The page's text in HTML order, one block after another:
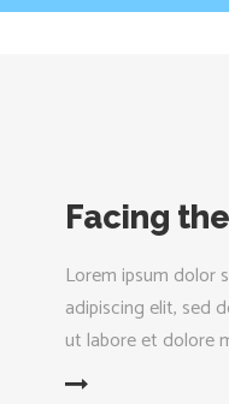
Facing the
Lorem ipsum dolor
adipiscing elit, sed
ut labore et dolore